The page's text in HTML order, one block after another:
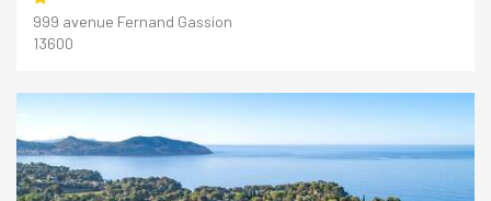
999 avenue Fernand Gassion
13600